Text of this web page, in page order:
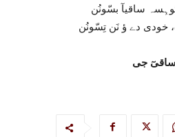
ساقیآ بسّونُن
خودی دے ؤ نَن تِسّونُن
ساقیٓ جی